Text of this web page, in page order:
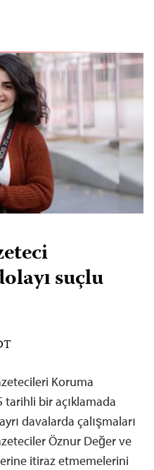
suçlu
Koruma
tarihli bir açıklamada
davalarda çalışmaları
Öznur Değer ve
itiraz etmemelerini